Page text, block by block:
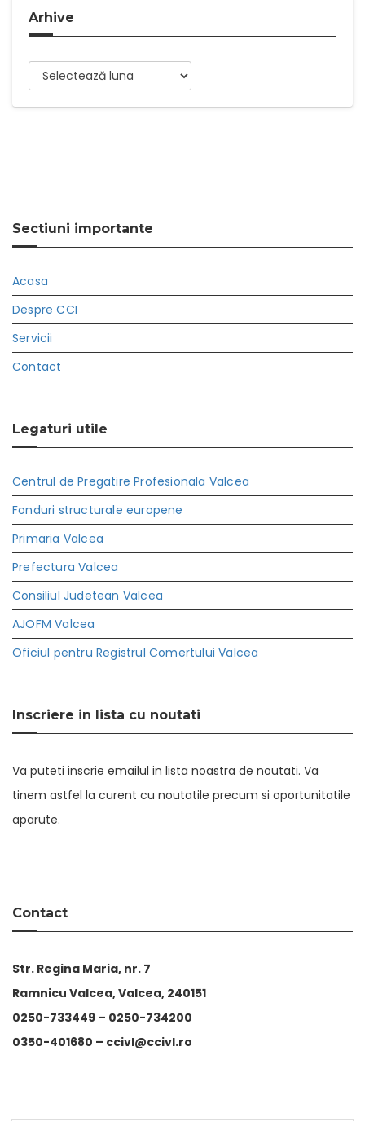
Arhive
Arhive
Sectiuni importante
Acasa
Despre CCI
Servicii
Contact
Legaturi utile
Centrul de Pregatire Profesionala Valcea
Fonduri structurale europene
Primaria Valcea
Prefectura Valcea
Consiliul Judetean Valcea
AJOFM Valcea
Oficiul pentru Registrul Comertului Valcea
Inscriere in lista cu noutati
Va puteti inscrie emailul in lista noastra de noutati. Va
tinem astfel la curent cu noutatile precum si oportunitatile
aparute.
Contact
Str. Regina Maria, nr. 7
Ramnicu Valcea, Valcea, 240151
0250-733449 – 0250-734200
0350-401680 – ccivl@ccivl.ro